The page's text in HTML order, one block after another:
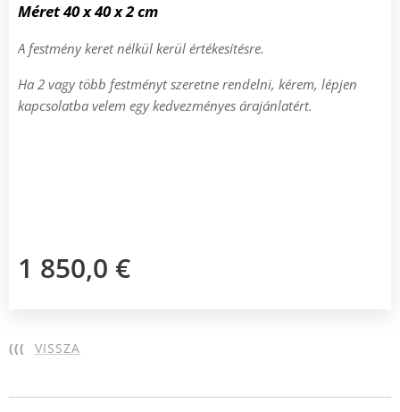
Méret40 x 40 x 2 cm
A festmény keret nélkül kerül értékesítésre.
Ha 2 vagy több festményt szeretne rendelni, kérem, lépjen
kapcsolatba velem egy kedvezményes árajánlatért.
1 850,0 €
((( VISSZA